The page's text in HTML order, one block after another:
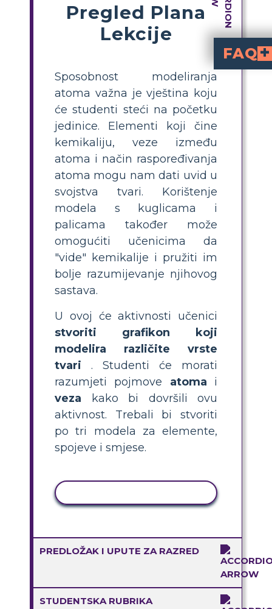
Pregled Plana
Lekcije
Sposobnost modeliranja
atoma važna je vještina koju
će studenti steći na početku
jedinice. Elementi koji čine
kemikaliju, veze između
atoma i način raspoređivanja
atoma mogu nam dati uvid u
svojstva tvari. Korištenje
modela s kuglicama i
palicama također može
omogućiti učenicima da
"vide" kemikalije i pružiti im
bolje razumijevanje njihovog
sastava.
U ovoj će aktivnosti učenici
stvoriti grafikon koji
modelira različite vrste
tvari . Studenti će morati
razumjeti pojmove atoma i
veza kako bi dovršili ovu
aktivnost. Trebali bi stvoriti
po tri modela za elemente,
spojeve i smjese.
PREDLOŽAK I UPUTE ZA RAZRED
STUDENTSKA RUBRIKA
FAQ